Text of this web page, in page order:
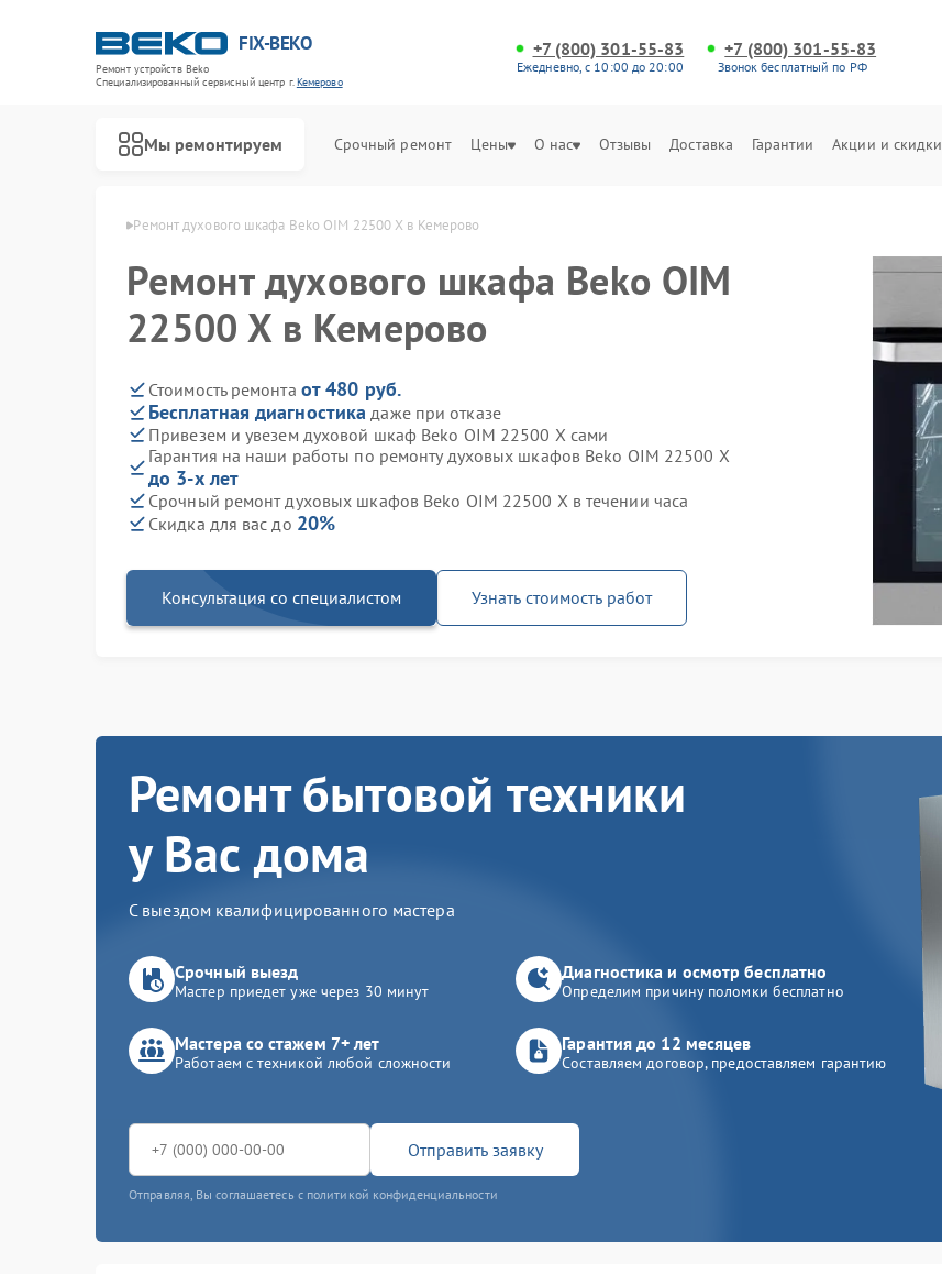
FIX-BEKO
Ремонт устройств Beko
Специализированный cервисный центр г.Кемерово
+7 (800) 301-55-83
Ежедневно, с 10:00 до 20:00
+7 (800) 301-55-83
Звонок бесплатный по РФ
Мы ремонтируем Срочный ремонт Цены О нас Отзывы Доставка Гарантии Акции и скидки
Beko в Кемерово Ремонт духового шкафа Beko OIM 22500 X в Кемерово
Ремонт духового шкафа Beko OIM
22500 X в Кемерово
Стоимость ремонта от 480 руб.
Бесплатная диагностика даже при отказе
Привезем и увезем духовой шкаф Beko OIM 22500 X сами
Гарантия на наши работы по ремонту духовых шкафов Beko OIM 22500 X
до 3-х лет
Срочный ремонт духовых шкафов Beko OIM 22500 X в течении часа
Скидка для вас до 20%
Консультация со специалистом Узнать стоимость работ
Ремонт бытовой техники
у Вас дома
С выездом квалифицированного мастера
Срочный выезд
Мастер приедет уже через 30 минут
Диагностика и осмотр бесплатно
Определим причину поломки бесплатно
Мастера со стажем 7+ лет
Работаем с техникой любой сложности
Гарантия до 12 месяцев
Составляем договор, предоставляем гарантию
Отправить заявку
Отправляя, Вы соглашаетесь с политикой конфиденциальности